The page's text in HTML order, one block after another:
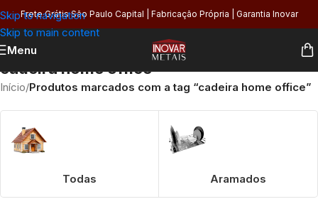
Skip to navigation
Skip to main content
Frete Grátis São Paulo Capital | Fabricação Própria | Garantia Inovar
Menu
cadeira home office
Início/Produtos marcados com a tag “cadeira home office”
Todas Aramados